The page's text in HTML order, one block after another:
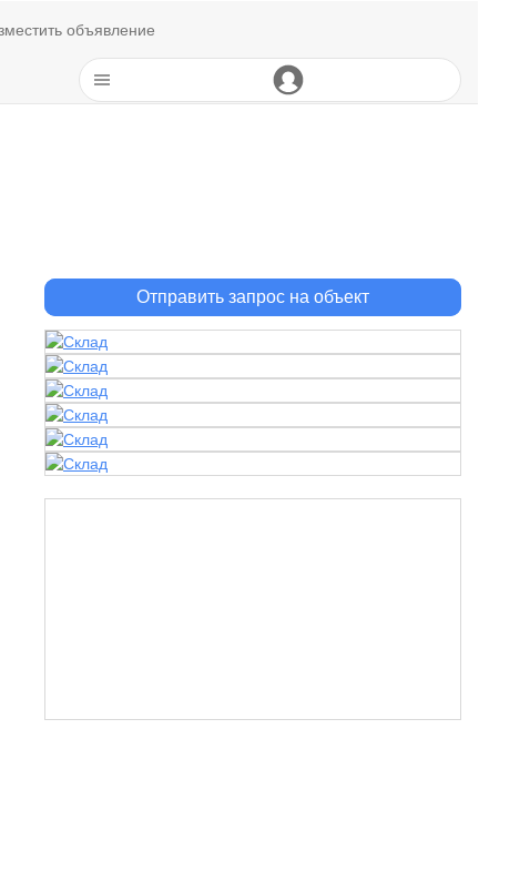
объявление
Отправить запрос на объект